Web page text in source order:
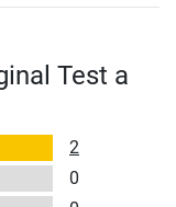
Test a
2
0